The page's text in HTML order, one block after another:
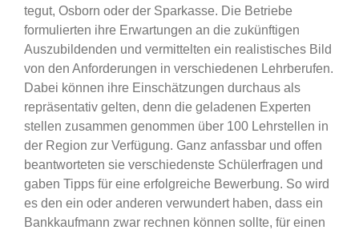
tegut, Osborn oder der Sparkasse. Die Betriebe
formulierten ihre Erwartungen an die zukünftigen
Auszubildenden und vermittelten ein realistisches Bild
von den Anforderungen in verschiedenen Lehrberufen.
Dabei können ihre Einschätzungen durchaus als
repräsentativ gelten, denn die geladenen Experten
stellen zusammen genommen über 100 Lehrstellen in
der Region zur Verfügung. Ganz anfassbar und offen
beantworteten sie verschiedenste Schülerfragen und
gaben Tipps für eine erfolgreiche Bewerbung. So wird
es den ein oder anderen verwundert haben, dass ein
Bankkaufmann zwar rechnen können sollte, für einen